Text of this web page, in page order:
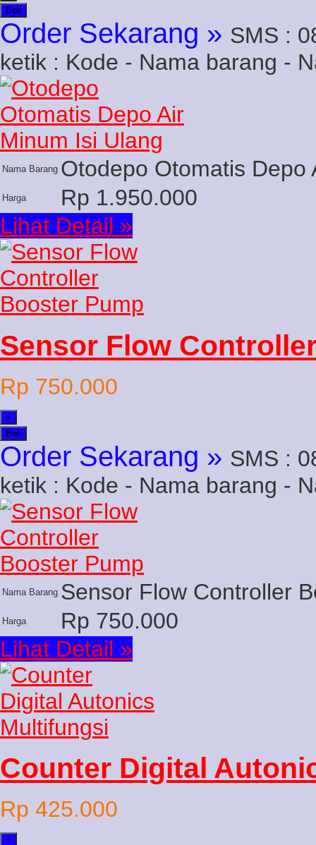
Beli
Order Sekarang » SMS :
ketik : Kode - Nama barang -
Nama Barang Otodepo Otomatis Depo
Harga
Rp 1.950.000
Lihat Detail »
Sensor Flow
Rp 750.000
+
Beli
Order Sekarang » SMS :
ketik : Kode - Nama barang -
Nama Barang Sensor Flow Controller
Harga
Rp 750.000
Lihat Detail »
Counter Digital
Rp 425.000
+